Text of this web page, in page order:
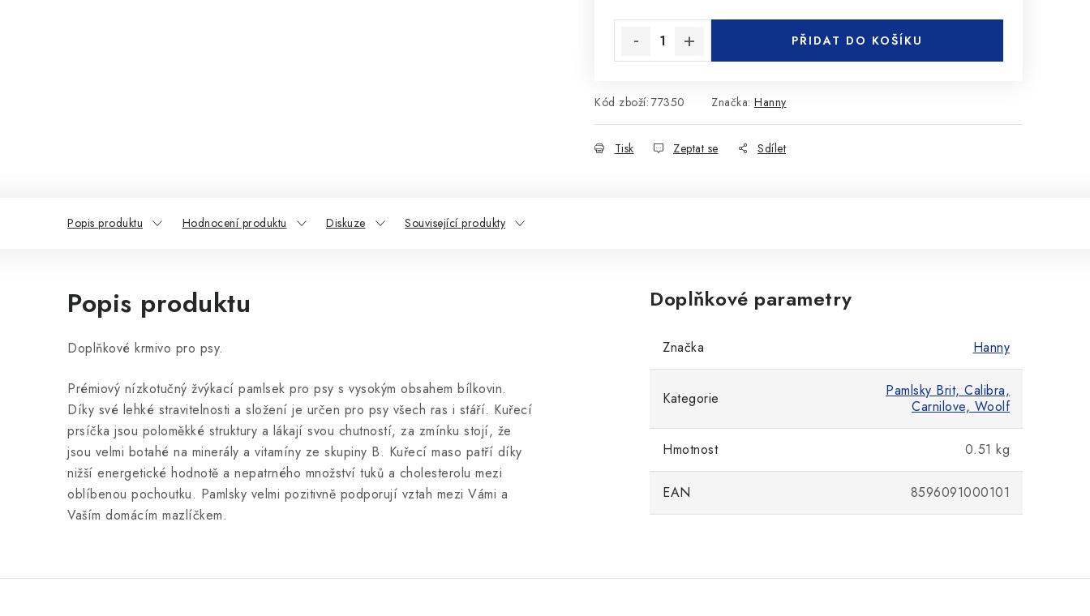
PŘIDAT DO KOŠÍKU
Kód zboží: 77350 Značka: Hanny
Tisk Zeptat se Sdílet
Popis produktu Hodnocení produktu Diskuze Související produkty
Popis produktu
Doplňkové krmivo pro psy.
Prémiový nízkotučný žvýkací pamlsek pro psy s vysokým obsahem bílkovin.
Díky své lehké stravitelnosti a složení je určen pro psy všech ras i stáří. Kuřecí
prsíčka jsou poloměkké struktury a lákají svou chutností, za zmínku stojí, že
jsou velmi botahé na minerály a vitamíny ze skupiny B. Kuřecí maso patří díky
nižší energetické hodnotě a nepatrného množství tuků a cholesterolu mezi
oblíbenou pochoutku. Pamlsky velmi pozitivně podporují vztah mezi Vámi a
Vaším domácím mazlíčkem.
Doplňkové parametry
Značka Hanny
Kategorie
Pamlsky Brit, Calibra,
Carnilove, Woolf
Hmotnost 0.51 kg
EAN 8596091000101